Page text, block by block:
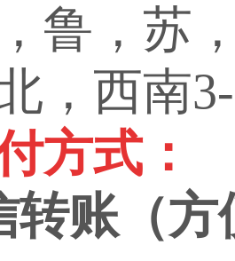
鲁，苏
，西南
方式：
转账（方